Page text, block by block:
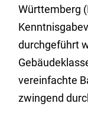
Württemberg
durchgeführt
vereinfachte
zwingend